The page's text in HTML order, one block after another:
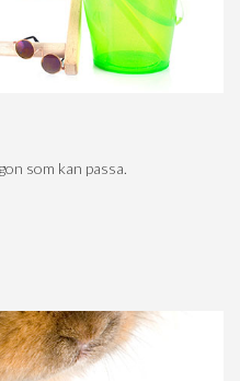
som kan passa.